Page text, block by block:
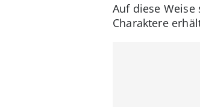
Auf diese
Charaktere